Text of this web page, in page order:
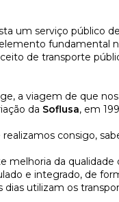
um serviço público
fundamental
de transporte
a viagem de que
da Soflusa, em
consigo,
melhoria da
e integrado, de
utilizam os